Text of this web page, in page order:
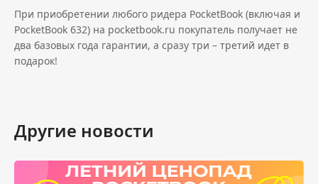
При приобретении любого ридера PocketBook (включая и
PocketBook 632) на pocketbook.ru покупатель получает не
два базовых года гарантии, а сразу три – третий идет в
подарок!
Другие новости